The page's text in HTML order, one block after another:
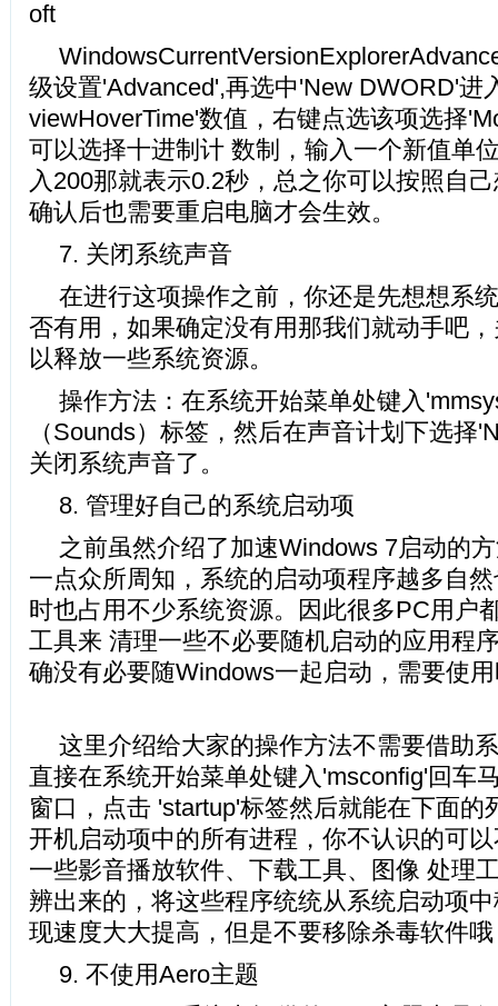
oft
级设置'Advanced',再选中'New DWORD'进
viewHoverTime'数值，右键点选该项选择
可以选择十进制计 数制，输入一个新值单
入200那就表示0.2秒，总之你可以按照自
确认后也需要重启电脑才会生效。
7. 关闭系统声音
在进行这项操作之前，你还是先想想系
否有用，如果确定没有用那我们就动手吧
以释放一些系统资源。
操作方法：在系统开始菜单处键入
（Sounds）标签，然后在声音计划下选择
关闭系统声音了。
8. 管理好自己的系统启动项
之前虽然介绍了加速Windows 7启动的
一点众所周知，系统的启动项程序越多自
时也占用不少系统资源。因此很多PC用户
工具来 清理一些不必要随机启动的应用程
确没有必要随Windows一起启动，需要使
这里介绍给大家的操作方法不需要借助
直接在系统开始菜单处键入'msconfig'回车
窗口，点击 'startup'标签然后就能在下面的
开机启动项中的所有进程，你不认识的可
一些影音播放软件、下载工具、图像 处理
辨出来的，将这些程序统统从系统启动项
现速度大大提高，但是不要移除杀毒软
9. 不使用Aero主题